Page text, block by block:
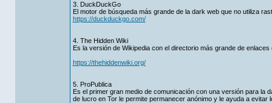
3. DuckDuckGo
El motor de búsqueda más grande de la dark web que no utiliza
https://duckduckgo.com/
4. The Hidden Wiki
Es la versión de Wikipedia con el directorio más grande de
https://thehiddenwiki.org/
5. ProPublica
Es el primer gran medio de comunicación con una versión para la
de lucro en Tor le permite permanecer anónimo y le ayuda a evitar